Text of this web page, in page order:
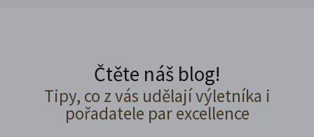
Čtěte náš blog!
Tipy, co z vás udělají výletníka i
pořadatele par excellence